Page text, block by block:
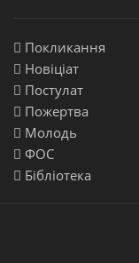
Покликання
Новіціат
Постулат
Пожертва
Молодь
ФОС
Бібліотека